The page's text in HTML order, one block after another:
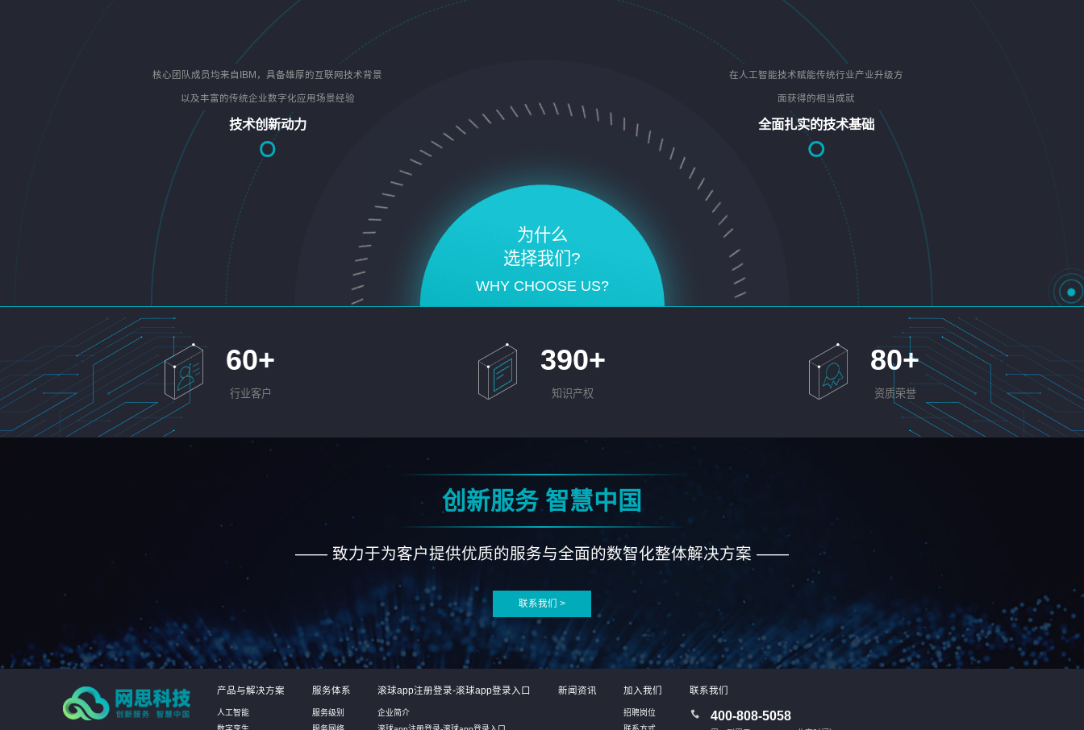
为什么
选择我们?
WHY CHOOSE US?
核心团队成员均来自IBM，具备雄厚的互联网技术背景
以及丰富的传统企业数字化应用场景经验
技术创新动力
在人工智能技术赋能传统行业产业升级方
面获得的相当成就
全面扎实的技术基础
60+
行业客户
390+
知识产权
80+
资质荣誉
创新服务 智慧中国
—— 致力于为客户提供优质的服务与全面的数智化整体解决方案 ——
联系我们 >
产品与解决方案
人工智能
服务体系
服务级别
滚球app注册登录-滚球app登录入口
企业简介
新闻资讯 加入我们
招聘岗位
联系我们
400-808-5058